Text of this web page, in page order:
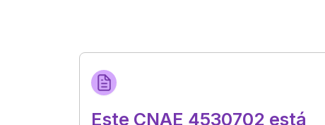
Este CNAE 4530702 está